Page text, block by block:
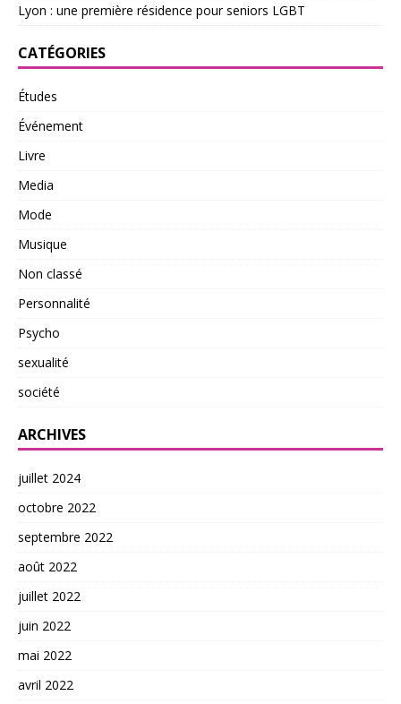
Lyon : une première résidence pour seniors LGBT
CATÉGORIES
Études
Événement
Livre
Media
Mode
Musique
Non classé
Personnalité
Psycho
sexualité
société
ARCHIVES
juillet 2024
octobre 2022
septembre 2022
août 2022
juillet 2022
juin 2022
mai 2022
avril 2022